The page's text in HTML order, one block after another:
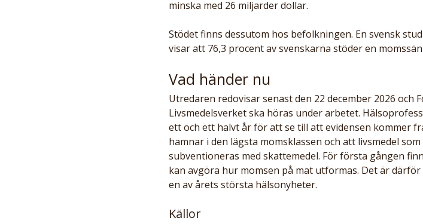
minska med 26 miljarder dollar.
Stödet finns dessutom hos befolkningen. En svensk
visar att 76,3 procent av svenskarna stöder en
Vad händer nu
Utredaren redovisar senast den 22 december 2026 och
Livsmedelsverket ska höras under arbetet.
ett och ett halvt år för att se till att evidensen kommer
hamnar i den lägsta momsklassen och att livsmedel
subventioneras med skattemedel. För första gången
kan avgöra hur momsen på mat utformas. Det är
en av årets största hälsonyheter.
Källor